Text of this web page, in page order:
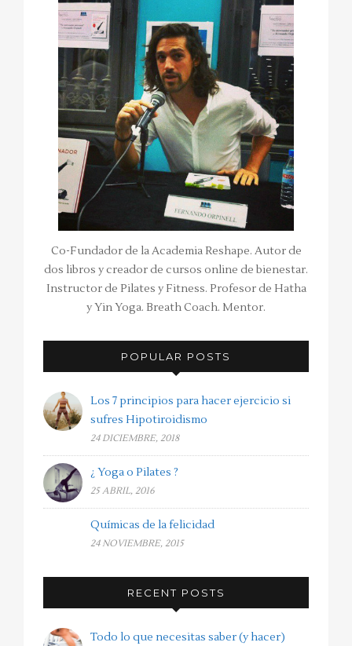
Co-Fundador de la Academia Reshape. Autor de
dos libros y creador de cursos online de bienestar.
Instructor de Pilates y Fitness. Profesor de Hatha
y Yin Yoga. Breath Coach. Mentor.
POPULAR POSTS
Los 7 principios para hacer ejercicio si
sufres Hipotiroidismo
24 DICIEMBRE, 2018
¿ Yoga o Pilates ?
25 ABRIL, 2016
Químicas de la felicidad
24 NOVIEMBRE, 2015
RECENT POSTS
Todo lo que necesitas saber (y hacer)